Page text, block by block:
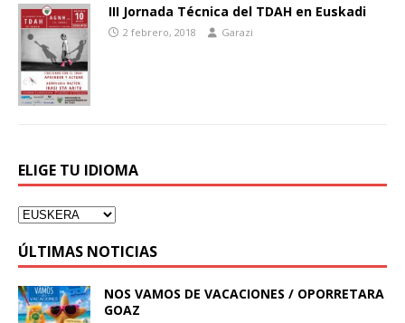
III Jornada Técnica del TDAH en Euskadi
2 febrero, 2018 Garazi
ELIGE TU IDIOMA
ÚLTIMAS NOTICIAS
NOS VAMOS DE VACACIONES / OPORRETARA
GOAZ